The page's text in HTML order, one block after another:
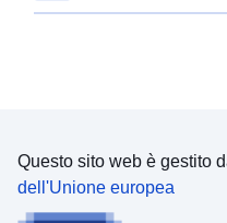
Questo sito web è gestito
dell'Unione europea